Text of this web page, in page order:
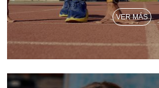
VER MÁS